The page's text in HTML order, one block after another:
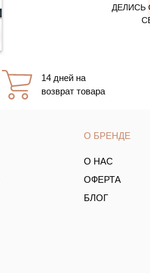
ДЕЛИСЬ
14 дней на
возврат товара
О БРЕНДЕ
О НАС
ОФЕРТА
БЛОГ